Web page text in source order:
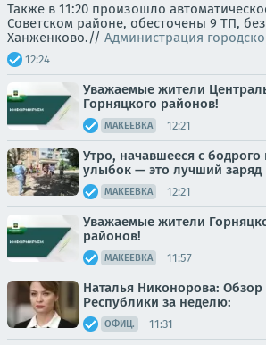
Также в 11:20 произошло
Советском районе, обесточены 9 ТП,
Ханженково.// Администрация
12:24
Уважаемые жители
Горняцкого районов!
МАКЕЕВКА 12:21
Утро, начавшееся с бодрого
улыбок — это лучший заряд
МАКЕЕВКА 12:21
Уважаемые жители
районов!
МАКЕЕВКА 11:57
Наталья Никонорова: Обзор
Республики за неделю:
ОФИЦ. 11:31